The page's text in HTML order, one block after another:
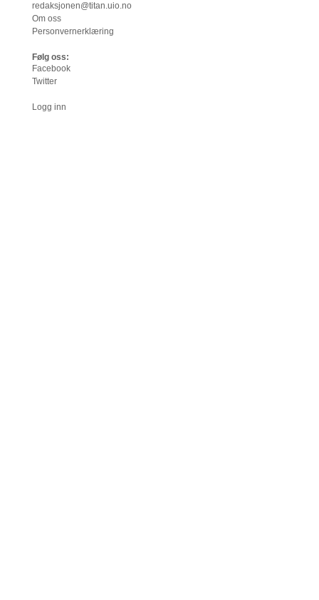
redaksjonen@titan.uio.no
Om oss
Personvernerklæring
Følg oss:
Facebook
Twitter
Logg inn